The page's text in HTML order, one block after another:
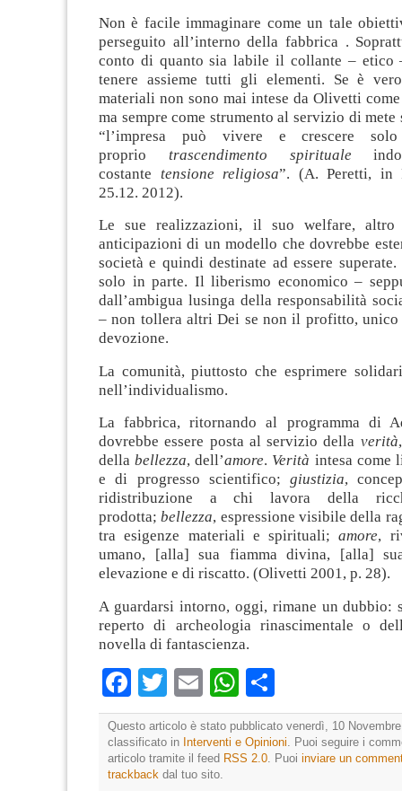
Non è facile immaginare come un tale
perseguito all’interno della fabbrica .
conto di quanto sia labile il collante – etico
tenere assieme tutti gli elementi. Se è
materiali non sono mai intese da Olivetti
ma sempre come strumento al servizio di
“l’impresa può vivere e crescere
proprio trascendimento spirituale
costante tensione religiosa”. (A. Peretti, in
25.12. 2012).
Le sue realizzazioni, il suo welfare, altro
anticipazioni di un modello che dovrebbe
società e quindi destinate ad essere
solo in parte. Il liberismo economico –
dall’ambigua lusinga della responsabilità
– non tollera altri Dei se non il profitto,
devozione.
La comunità, piuttosto che esprimere
nell’individualismo.
La fabbrica, ritornando al programma di
dovrebbe essere posta al servizio della verità
dellabellezza, dell’amore. Verità intesa come
e di progresso scientifico;giustizia,
ridistribuzione a chi lavora della
prodotta;bellezza, espressione visibile della
tra esigenze materiali e spirituali;amore,
umano, [alla] sua fiamma divina, [alla]
elevazione e di riscatto. (Olivetti 2001, p. 28).
A guardarsi intorno, oggi, rimane un dubbio:
reperto di archeologia rinascimentale o
novella di fantascienza.
Facebook
Twitter
EmailWhatsApp
Questo articolo è stato pubblicato venerdì, 10
classificato in Interventi e Opinioni . Puoi seguire i
articolo tramite il feed RSS 2.0 . Puoi inviare un
trackback dal tuo sito.